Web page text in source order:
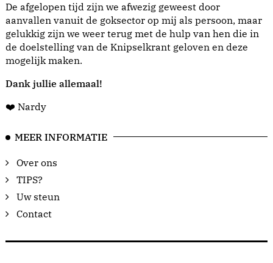
De afgelopen tijd zijn we afwezig geweest door
aanvallen vanuit de goksector op mij als persoon, maar
gelukkig zijn we weer terug met de hulp van hen die in
de doelstelling van de Knipselkrant geloven en deze
mogelijk maken.
Dank jullie allemaal!
❤️ Nardy
MEER INFORMATIE
Over ons
TIPS?
Uw steun
Contact